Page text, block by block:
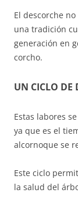
El descorche
una tradición
generación en
corcho.
UN CICLO DE
Estas labores
ya que es el
alcornoque se
Este ciclo
la salud del